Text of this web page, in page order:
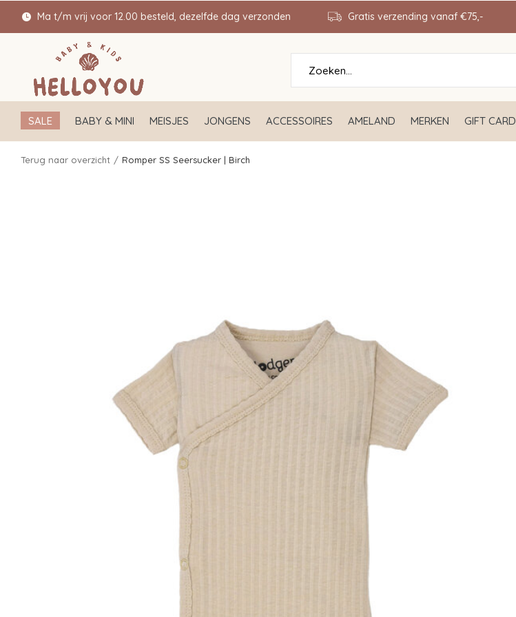
SALE BABY & MINI MEISJES JONGENS ACCESSOIRES AMELAND MERKEN GIFT CARD
Ma t/m vrij voor 12.00 besteld, dezelfde dag verzonden Gratis verzending vanaf €75,-
Terug naar overzicht Romper SS Seersucker | Birch